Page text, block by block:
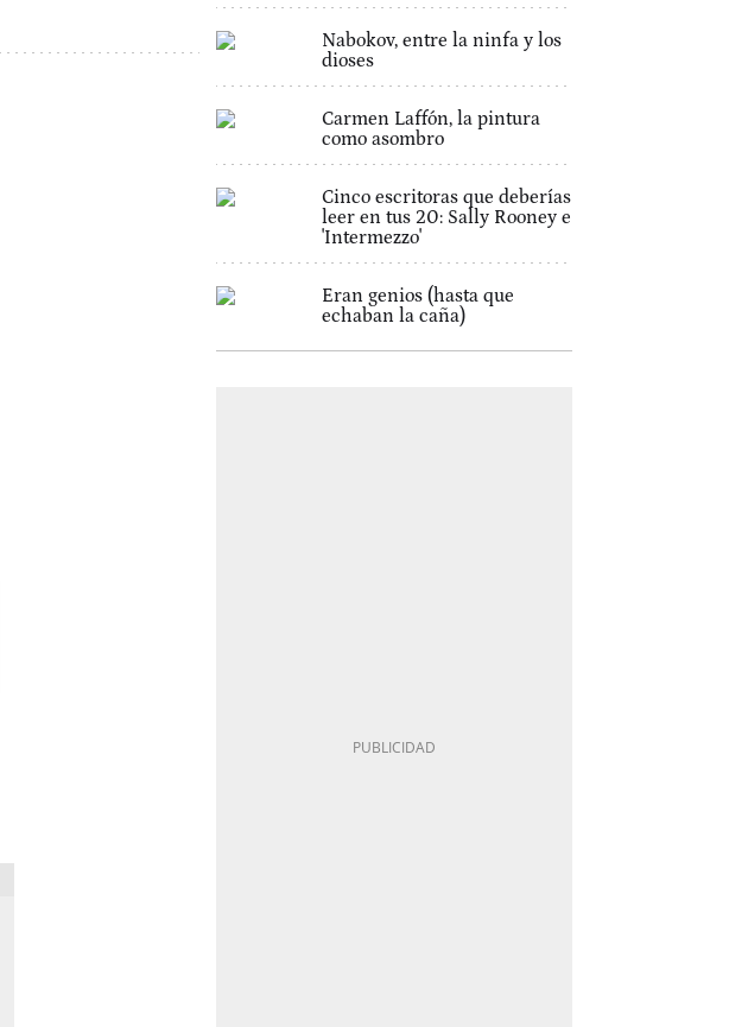
Nabokov, entre la ninfa y los
dioses
Carmen Laffón, la pintura
como asombro
Cinco escritoras que deberías
leer en tus 20: Sally Rooney e
'Intermezzo'
Eran genios (hasta que
echaban la caña)